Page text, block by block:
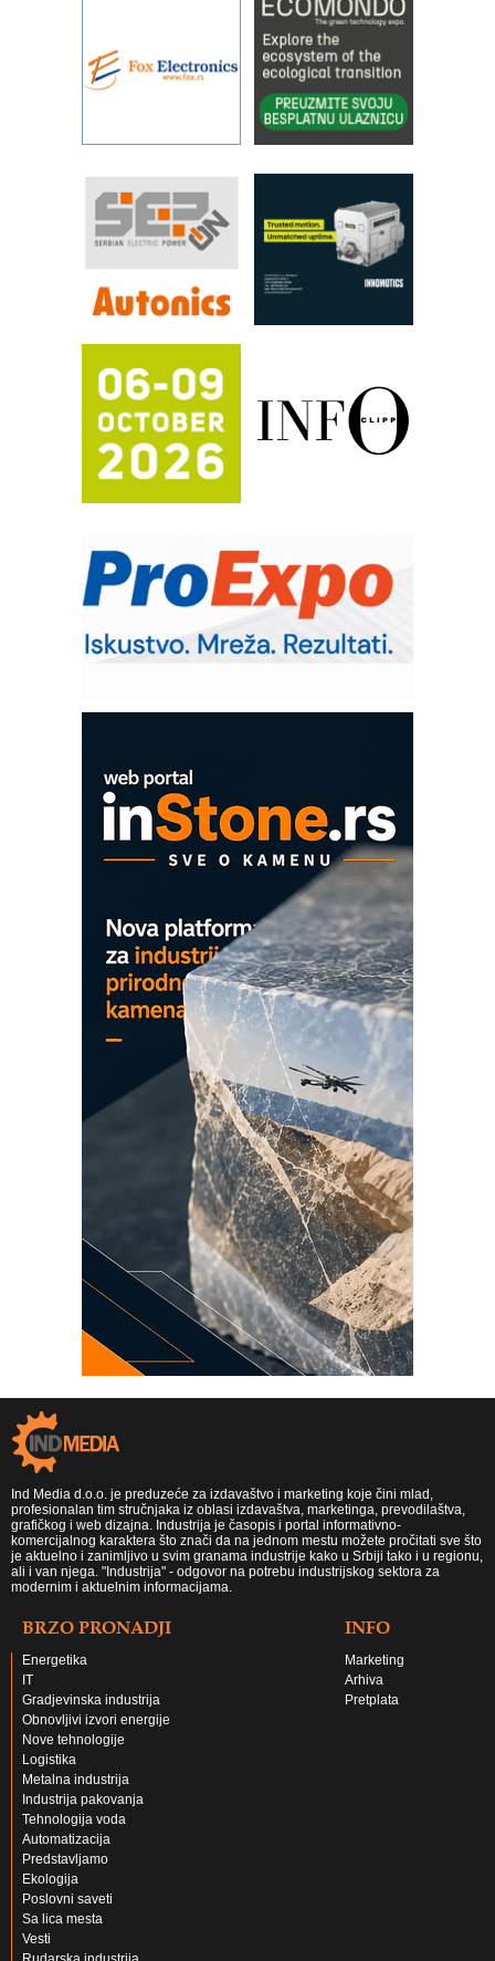
IBeRTIM - oprema za ispitivanje
kontrole kvaliteta
STAUFF – Komponente koje
povećavaju pouzdanost hidrauličkih
pouzdanost u transferu fluida
Filtration Group Industrial – Napredna
rešenja za filtraciju u hidrauličkim i
procesnim sistemima
RILINEX kompanije Rittal
FANUC: Najbolje za vašu pametnu
Efikasno upravljanje energijom
Automatizacija pakovanja · Display
(Shelf-Ready) omotnice
Potpuna efikasnost bez složenih
sistema
Trajna oznaka kao dugoročna korist
IB BLUMENAUER - više od 40 godina
poverenja u industriji
RMQ-TITAN ADVANCED INDICATOR
– Pametna signalizacija za efikasnije
upravljanje mašinama
era CNC merenja
Proizvodnja iC7 Hybrid 1500 VDC
mrežnog pretvarača sa tečnim
hlađenjem
COMBYPACK
EVOKS Maintenance Management
Ind Media d.o.o. je preduzeće za izdavaštvo i marketing koje čini mlad,
profesionalan tim stručnjaka iz oblasi izdavaštva, marketinga, prevodilaštva,
grafičkog i web dizajna. Industrija je časopis i portal informativno-
komercijalnog karaktera što znači da na jednom mestu možete pročitati sve što
je aktuelno i zanimljivo u svim granama industrije kako u Srbiji tako i u regionu,
ali i van njega. "Industrija" - odgovor na potrebu industrijskog sektora za
modernim i aktuelnim informacijama.
BRZO PRONADJI
Energetika
IT
Gradjevinska industrija
Obnovljivi izvori energije
Nove tehnologije
Logistika
Metalna industrija
Industrija pakovanja
Tehnologija voda
Automatizacija
Predstavljamo
Ekologija
Poslovni saveti
Sa lica mesta
Vesti
INFO
Marketing
Arhiva
Pretplata